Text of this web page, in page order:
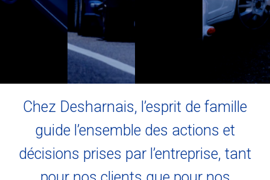
Chez Desharnais, l’esprit de famille
guide l’ensemble des actions et
décisions prises par l’entreprise, tant